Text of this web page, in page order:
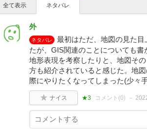
全て表示 ネタバレ
外
ネタバレ
最初はただ、地図の見た
たが、GIS関連のことについても書
地形表現を考察したりと、地図そ
方も紹介されていると感じた。地
際にやりたくなってしまった(少々
ナイス ★3 コメント(0)